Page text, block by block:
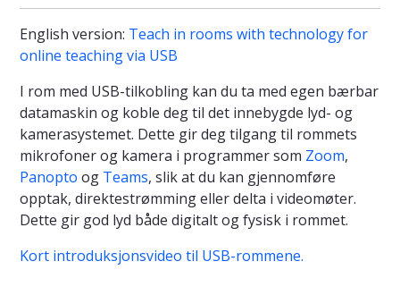
English version: Teach in rooms with technology for
online teaching via USB
I rom med USB-tilkobling kan du ta med egen bærbar
datamaskin og koble deg til det innebygde lyd- og
kamerasystemet. Dette gir deg tilgang til rommets
mikrofoner og kamera i programmer som Zoom,
Panopto og Teams, slik at du kan gjennomføre
opptak, direktestrømming eller delta i videomøter.
Dette gir god lyd både digitalt og fysisk i rommet.
Kort introduksjonsvideo til USB-rommene.